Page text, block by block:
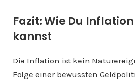
Fazit: Wie Du
kannst
Die Inflation ist kein
Folge einer bewussten